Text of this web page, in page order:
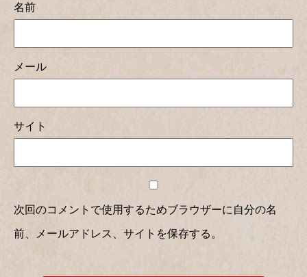
名前
メール
サイト
次回のコメントで使用するためブラウザーに自分の名
前、メールアドレス、サイトを保存する。